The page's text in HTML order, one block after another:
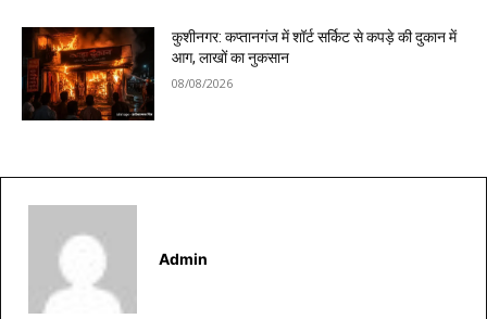
कुशीनगर: कप्तानगंज में शॉर्ट सर्किट से कपड़े की दुकान में
आग, लाखों का नुकसान
08/08/2026
Admin